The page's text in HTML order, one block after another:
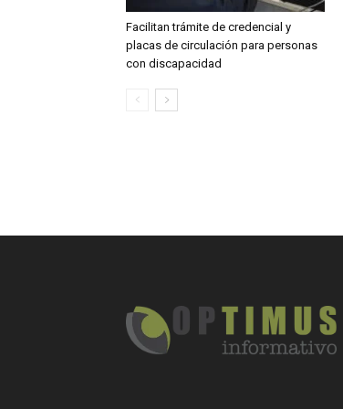
Facilitan trámite de credencial y
placas de circulación para personas
con discapacidad